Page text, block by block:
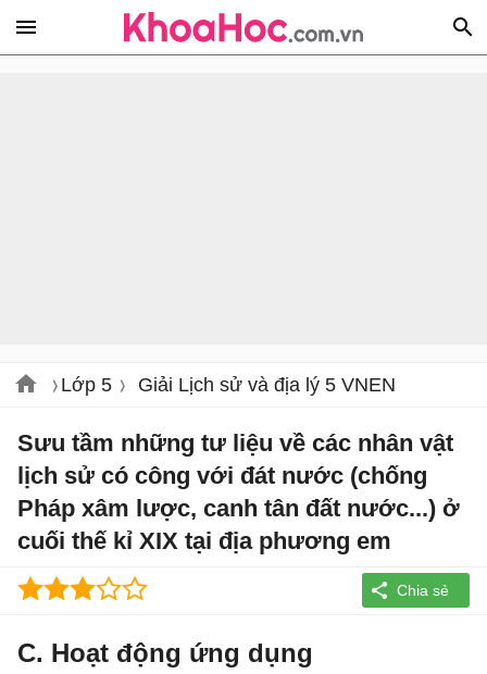
Lớp 5 Giải Lịch sử và địa lý 5 VNEN
Sưu tầm những tư liệu về các nhân vật
lịch sử có công với đát nước (chống
Pháp xâm lược, canh tân đất nước...) ở
cuối thế kỉ XIX tại địa phương em
C. Hoạt động ứng dụng